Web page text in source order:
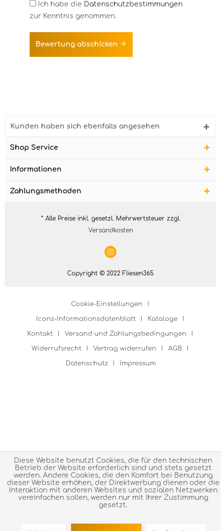
Ich habe die Datenschutzbestimmungen
zur Kenntnis genommen.
Bewertung abschicken
Kunden haben sich ebenfalls angesehen
Shop Service
Informationen
Zahlungsmethoden
* Alle Preise inkl. gesetzl. Mehrwertsteuer zzgl.
Versandkosten
Copyright © 2022 Fliesen365
Cookie-Einstellungen
Icons-Informationsdatenblatt Kataloge
Kontakt Versand und Zahlungsbedingungen
Widerrufsrecht Vertrag widerrufen AGB
Datenschutz Impressum
Diese Website benutzt Cookies, die für den technischen
Betrieb der Website erforderlich sind und stets gesetzt
werden. Andere Cookies, die den Komfort bei Benutzung
dieser Website erhöhen, der Direktwerbung dienen oder die
Interaktion mit anderen Websites und sozialen Netzwerken
vereinfachen sollen, werden nur mit Ihrer Zustimmung
gesetzt.